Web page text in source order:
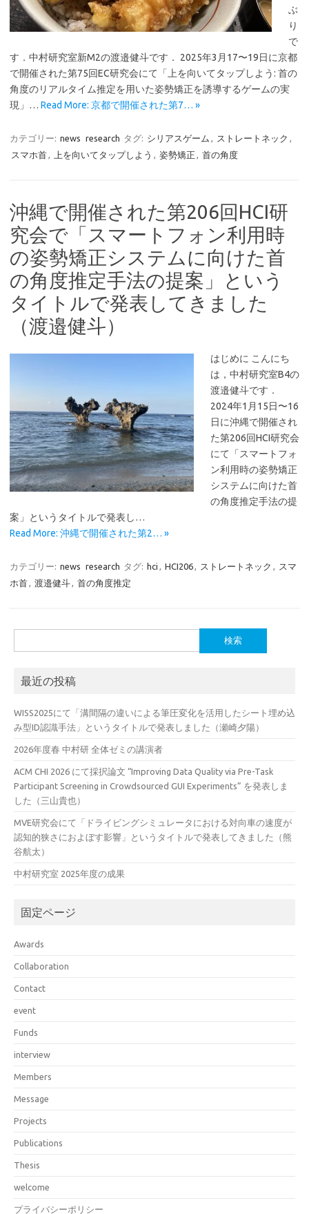
ぶ
り
で
す．中村研究室新M2の渡邉健斗です． 2025年3月17〜19日に京都
で開催された第75回EC研究会にて「上を向いてタップしよう: 首の
角度のリアルタイム推定を用いた姿勢矯正を誘導するゲームの実
現」… Read More: 京都で開催された第7… »
カテゴリー: news research タグ: シリアスゲーム , ストレートネック ,
スマホ首, 上を向いてタップしよう , 姿勢矯正 , 首の角度
沖縄で開催された第206回HCI研
究会で「スマートフォン利用時
の姿勢矯正システムに向けた首
の角度推定手法の提案」という
タイトルで発表してきました
（渡邉健斗）
はじめに こんにち
は，中村研究室B4の
渡邉健斗です．
2024年1月15日〜16
日に沖縄で開催され
た第206回HCI研究会
にて「スマートフォ
ン利用時の姿勢矯正
システムに向けた首
の角度推定手法の提
案」というタイトルで発表し…
Read More: 沖縄で開催された第2… »
カテゴリー: news research タグ: hci , HCI206, ストレートネック , スマ
ホ首, 渡邉健斗, 首の角度推定
索:
最近の投稿
WISS2025にて「溝間隔の違いによる筆圧変化を活用したシート埋め込
み型ID認識手法」というタイトルで発表しました（瀬崎夕陽）
2026年度春 中村研 全体ゼミの講演者
ACM CHI 2026 にて採択論文 “Improving Data Quality via Pre-Task
Participant Screening in Crowdsourced GUI Experiments” を発表しま
した（三山貴也）
MVE研究会にて「ドライビングシミュレータにおける対向車の速度が
認知的狭さにおよぼす影響」というタイトルで発表してきました（熊
谷航太）
中村研究室 2025年度の成果
固定ページ
Awards
Collaboration
Contact
event
Funds
interview
Members
Message
Projects
Publications
Thesis
welcome
プライバシーポリシー